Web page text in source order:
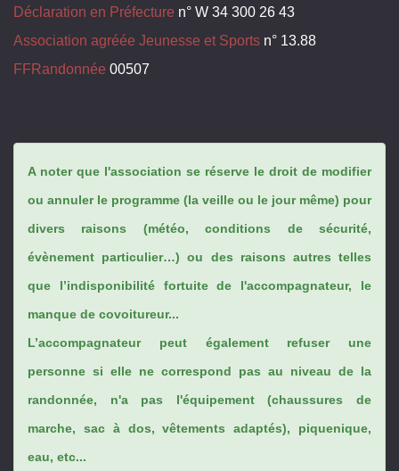
Déclaration en Préfecture n° W 34 300 26 43
Association agréée Jeunesse et Sports n° 13.88
FFRandonnée 00507
A noter que l'association se réserve le droit de modifier
ou annuler le programme (la veille ou le jour même) pour
divers raisons (météo, conditions de sécurité,
évènement particulier…) ou des raisons autres telles
que l’indisponibilité fortuite de l'accompagnateur, le
manque de covoitureur...
L’accompagnateur peut également refuser une
personne si elle ne correspond pas au niveau de la
randonnée, n'a pas l'équipement (chaussures de
marche, sac à dos, vêtements adaptés), piquenique,
eau, etc...